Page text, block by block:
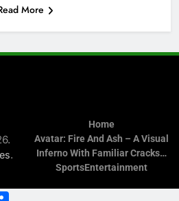
More
.
Home
Avatar: Fire And Ash – A Visual
Inferno With Familiar Cracks…
SportsEntertainment